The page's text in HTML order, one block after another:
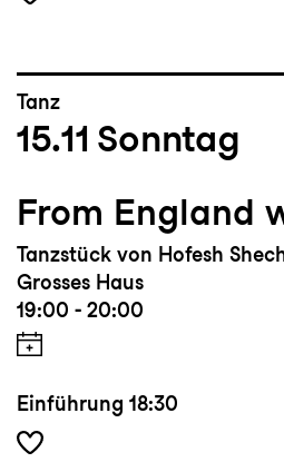
Tanz
15.11 Sonntag
From England
Tanzstück von Hofesh
Grosses Haus
19:00 - 20:00
Einführung 18:30